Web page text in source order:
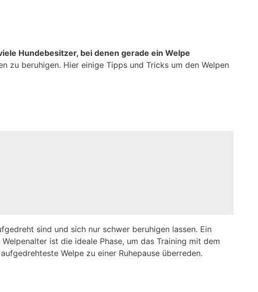
Hundebesitzer, bei denen gerade ein Welpe
zu beruhigen. Hier einige Tipps und Tricks um den Welpen
sind und sich nur schwer beruhigen lassen. Ein
ist die ideale Phase, um das Training mit dem
Welpe zu einer Ruhepause überreden.